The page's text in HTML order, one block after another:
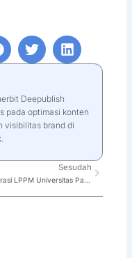
Deepublish
pada optimasi konten
visibilitas brand di
Sesudah
Kolaborasi LPPM Universitas Pamulang dan Deepublish Jakarta: Tingkatkan Inovasi dan Kontribusi Akademik
Next